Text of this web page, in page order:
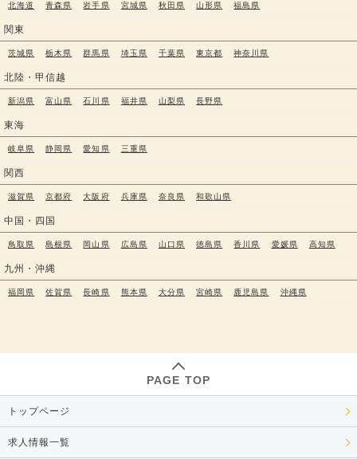
北海道 青森県 岩手県 宮城県 秋田県 山形県 福島県
関東
茨城県 栃木県 群馬県 埼玉県 千葉県 東京都 神奈川県
北陸・甲信越
新潟県 富山県 石川県 福井県 山梨県 長野県
東海
岐阜県 静岡県 愛知県 三重県
関西
滋賀県 京都府 大阪府 兵庫県 奈良県 和歌山県
中国・四国
鳥取県 島根県 岡山県 広島県 山口県 徳島県 香川県 愛媛県 高知県
九州・沖縄
福岡県 佐賀県 長崎県 熊本県 大分県 宮崎県 鹿児島県 沖縄県
PAGE TOP
トップページ
求人情報一覧